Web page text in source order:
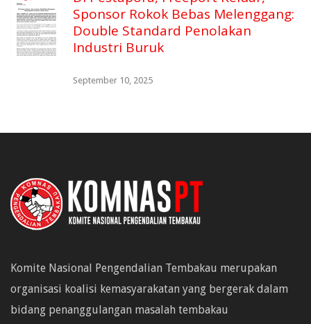
Sponsor Rokok Bebas Melenggang:
Double Standard Penolakan
Industri Buruk
September 10, 2025
Komite Nasional Pengendalian Tembakau merupakan
organisasi koalisi kemasyarakatan yang bergerak dalam
bidang penanggulangan masalah tembakau